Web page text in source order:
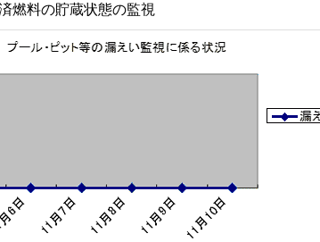
燃料の貯蔵状態の監視